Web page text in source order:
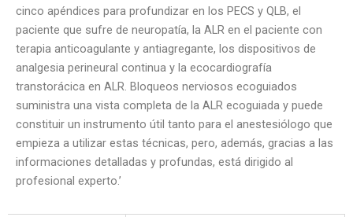
cinco apéndices para profundizar en los PECS y QLB, el
paciente que sufre de neuropatía, la ALR en el paciente con
terapia anticoagulante y antiagregante, los dispositivos de
analgesia perineural continua y la ecocardiografía
transtorácica en ALR. Bloqueos nerviosos ecoguiados
suministra una vista completa de la ALR ecoguiada y puede
constituir un instrumento útil tanto para el anestesiólogo que
empieza a utilizar estas técnicas, pero, además, gracias a las
informaciones detalladas y profundas, está dirigido al
profesional experto.’